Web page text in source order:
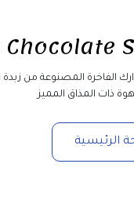
Chocolate
ذات المذاق المميز
الرئيسية